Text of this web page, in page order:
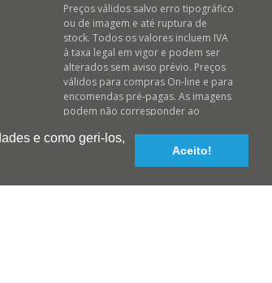
e como geri-los,
Aceito!
Preços válidos salvo erro tipográfico
ou de imagem e até ruptura de
stock. Todos os valores incluem IVA
à taxa legal em vigor e podem ser
alterados sem aviso prévio. Preços
válidos para compras On-line e para
encomendas pré-pagas. As imagens
podem não corresponder ao
declina qualquer responsabilidade
sobre eventuais erros nas
descrições e/ou referências dos
produtos.